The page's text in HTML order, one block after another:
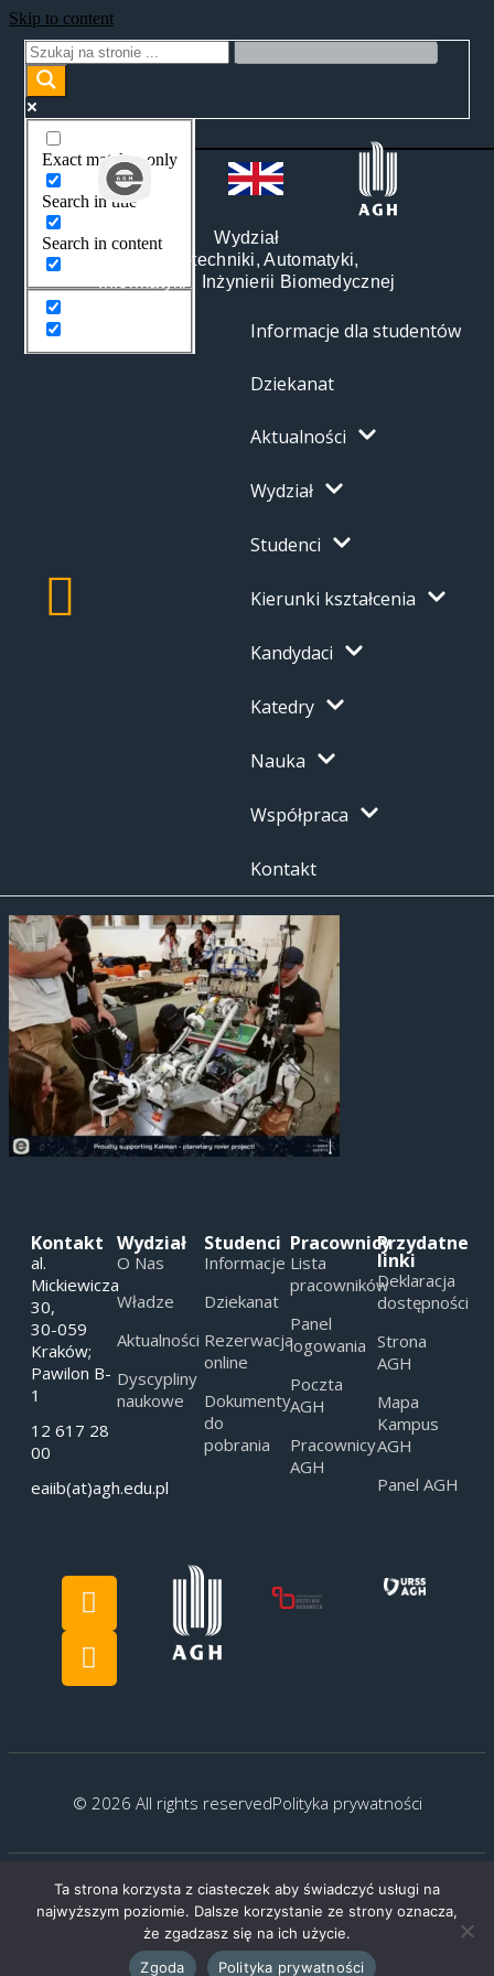
Skip to content
Exact matches only
Search in title
Search in content
Wydział
Elektrotechniki, Automatyki,
Informatyki i Inżynierii Biomedycznej
Informacje dla studentów
Dziekanat
Aktualności
Wydział
Studenci
Kierunki kształcenia
Kandydaci
Katedry
Nauka
Współpraca
Kontakt
Kontakt
al.
Mickiewicza
30,
30-059
Kraków;
Pawilon B-
1
12 617 28
00
eaiib(at)agh.edu.pl
Wydział
O Nas
Władze
Aktualności
Dyscypliny
naukowe
Studenci
Informacje
Dziekanat
Rezerwacja
online
Dokumenty
do
pobrania
Pracownicy
Lista
pracowników
Panel
logowania
Poczta
AGH
Pracownicy
AGH
Przydatne
linki
Deklaracja
dostępności
Strona
AGH
Mapa
Kampus
AGH
Panel AGH
© 2026 All rights reservedPolityka prywatności
Created by: G.Kocyłowski
Ta strona korzysta z ciasteczek aby świadczyć usługi na
najwyższym poziomie. Dalsze korzystanie ze strony oznacza,
że zgadzasz się na ich użycie.
Zgoda
Polityka prywatności